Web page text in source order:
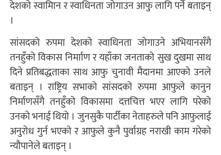
देशको स्वामिान र स्वाधिनता जोगाउन आफु लागि पर्ने बताइन्
।
सांसदको रुपमा देशको स्वाधिनता जोगाउने अभियानसँगै
तनहुँको विकास निर्मााण र यहाँका जनताको सुख दुखमा साथ
दिने प्रतिबद्धताका साथ आफु चुनावी मैदानमा आएको उनले
बताइन् । राष्ट्रिय सभाको सांसदको रुपमा आफुले कानुन
निर्माणसँगै तनहुँको विकासमा दत्तचित्त भएर लागि परेको
उनको भनाई थियो । जुनसुकै पार्टीका नेताहरुले पनि आफुलाई
अनुरोध गुर्न भएको र आफुले कुनै पुर्वाग्रह नराखी काम गरेको
न्यौपानेले बताइन् ।